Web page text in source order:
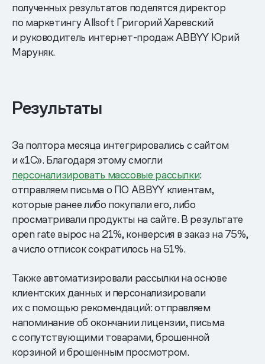
полученных результатов поделятся директор
по маркетингу Allsoft Григорий Харевский
и руководитель интернет-продаж ABBYY Юрий
Маруняк.
Результаты
За полтора месяца интегрировались с сайтом
и «1С». Благодаря этому смогли
персонализировать массовые рассылки:
отправляем письма о ПО ABBYY клиентам,
которые ранее либо покупали его, либо
просматривали продукты на сайте. В результате
open rate вырос на 21%, конверсия в заказ на 75%,
а число отписок сократилось на 51%.
Также автоматизировали рассылки на основе
клиентских данных и персонализировали
их с помощью рекомендаций: отправляем
напоминание об окончании лицензии, письма
с сопутствующими товарами, брошенной
корзиной и брошенным просмотром.